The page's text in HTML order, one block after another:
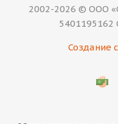
2002-2026 © ООО
5401195162
Создание